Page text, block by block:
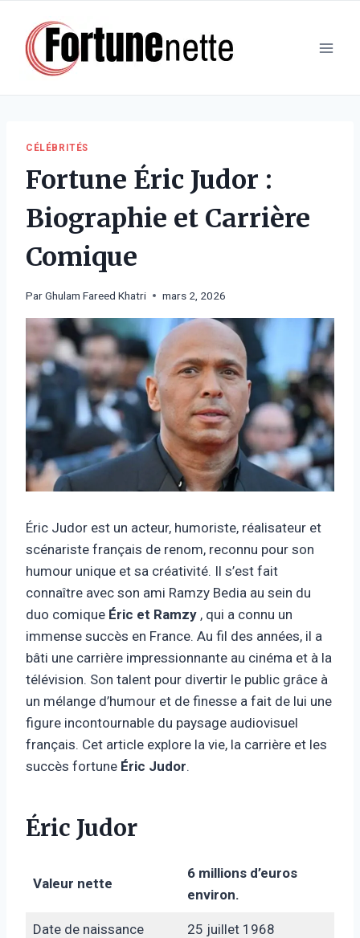
contenu
CÉLÉBRITÉS
Fortune Éric Judor :
Biographie et Carrière
Comique
ParGhulam Fareed Khatri mars 2, 2026
Éric Judor est un acteur, humoriste, réalisateur et
scénariste français de renom, reconnu pour son
humour unique et sa créativité. Il s’est fait
connaître avec son ami Ramzy Bedia au sein du
duo comique Éric et Ramzy , qui a connu un
immense succès en France. Au fil des années, il a
bâti une carrière impressionnante au cinéma et à la
télévision. Son talent pour divertir le public grâce à
un mélange d’humour et de finesse a fait de lui une
figure incontournable du paysage audiovisuel
français. Cet article explore la vie, la carrière et les
succès fortune Éric Judor.
Éric Judor
Valeur nette
6 millions d’euros
environ.
Date de naissance 25 juillet 1968